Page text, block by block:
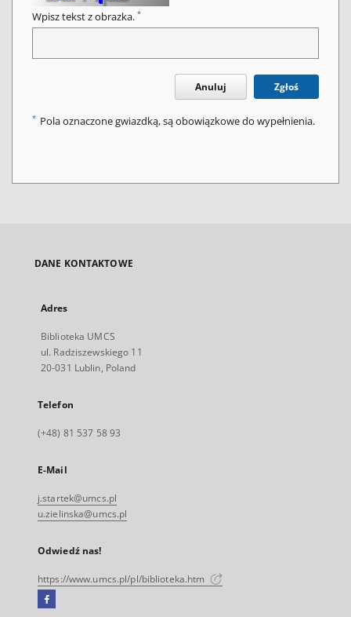
Wpisz tekst z obrazka. *
Anuluj Zgłoś
* Pola oznaczone gwiazdką, są obowiązkowe do wypełnienia.
DANE KONTAKTOWE
Adres
Biblioteka UMCS
ul. Radziszewskiego 11
20-031 Lublin, Poland
Telefon
(+48) 81 537 58 93
E-Mail
j.startek@umcs.pl
u.zielinska@umcs.pl
Odwiedź nas!
https://www.umcs.pl/pl/biblioteka.htm
Facebook